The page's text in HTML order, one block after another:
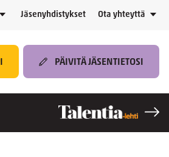
Jäsenyhdistykset Ota yhteyttä
PÄIVITÄ JÄSENTIETOSI